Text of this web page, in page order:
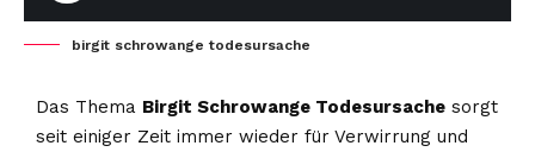
birgit schrowange todesursache
Das Thema Birgit Schrowange Todesursache sorgt
seit einiger Zeit immer wieder für Verwirrung und